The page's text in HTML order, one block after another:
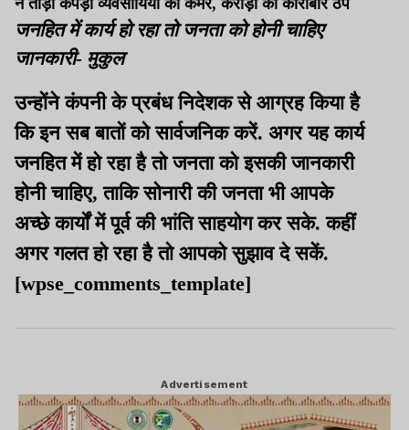
जनहित में कार्य हो रहा तो जनता को होनी चाहिए
जानकारी- मुकुल
उन्होंने कंपनी के प्रबंध निदेशक से आग्रह किया है
कि इन सब बातों को सार्वजनिक करें. अगर यह कार्य
जनहित में हो रहा है तो जनता को इसकी जानकारी
होनी चाहिए, ताकि सोनारी की जनता भी आपके
अच्छे कार्यों में पूर्व की भांति साहयोग कर सके. कहीं
अगर गलत हो रहा है तो आपको सुझाव दे सकें.
[wpse_comments_template]
Advertisement